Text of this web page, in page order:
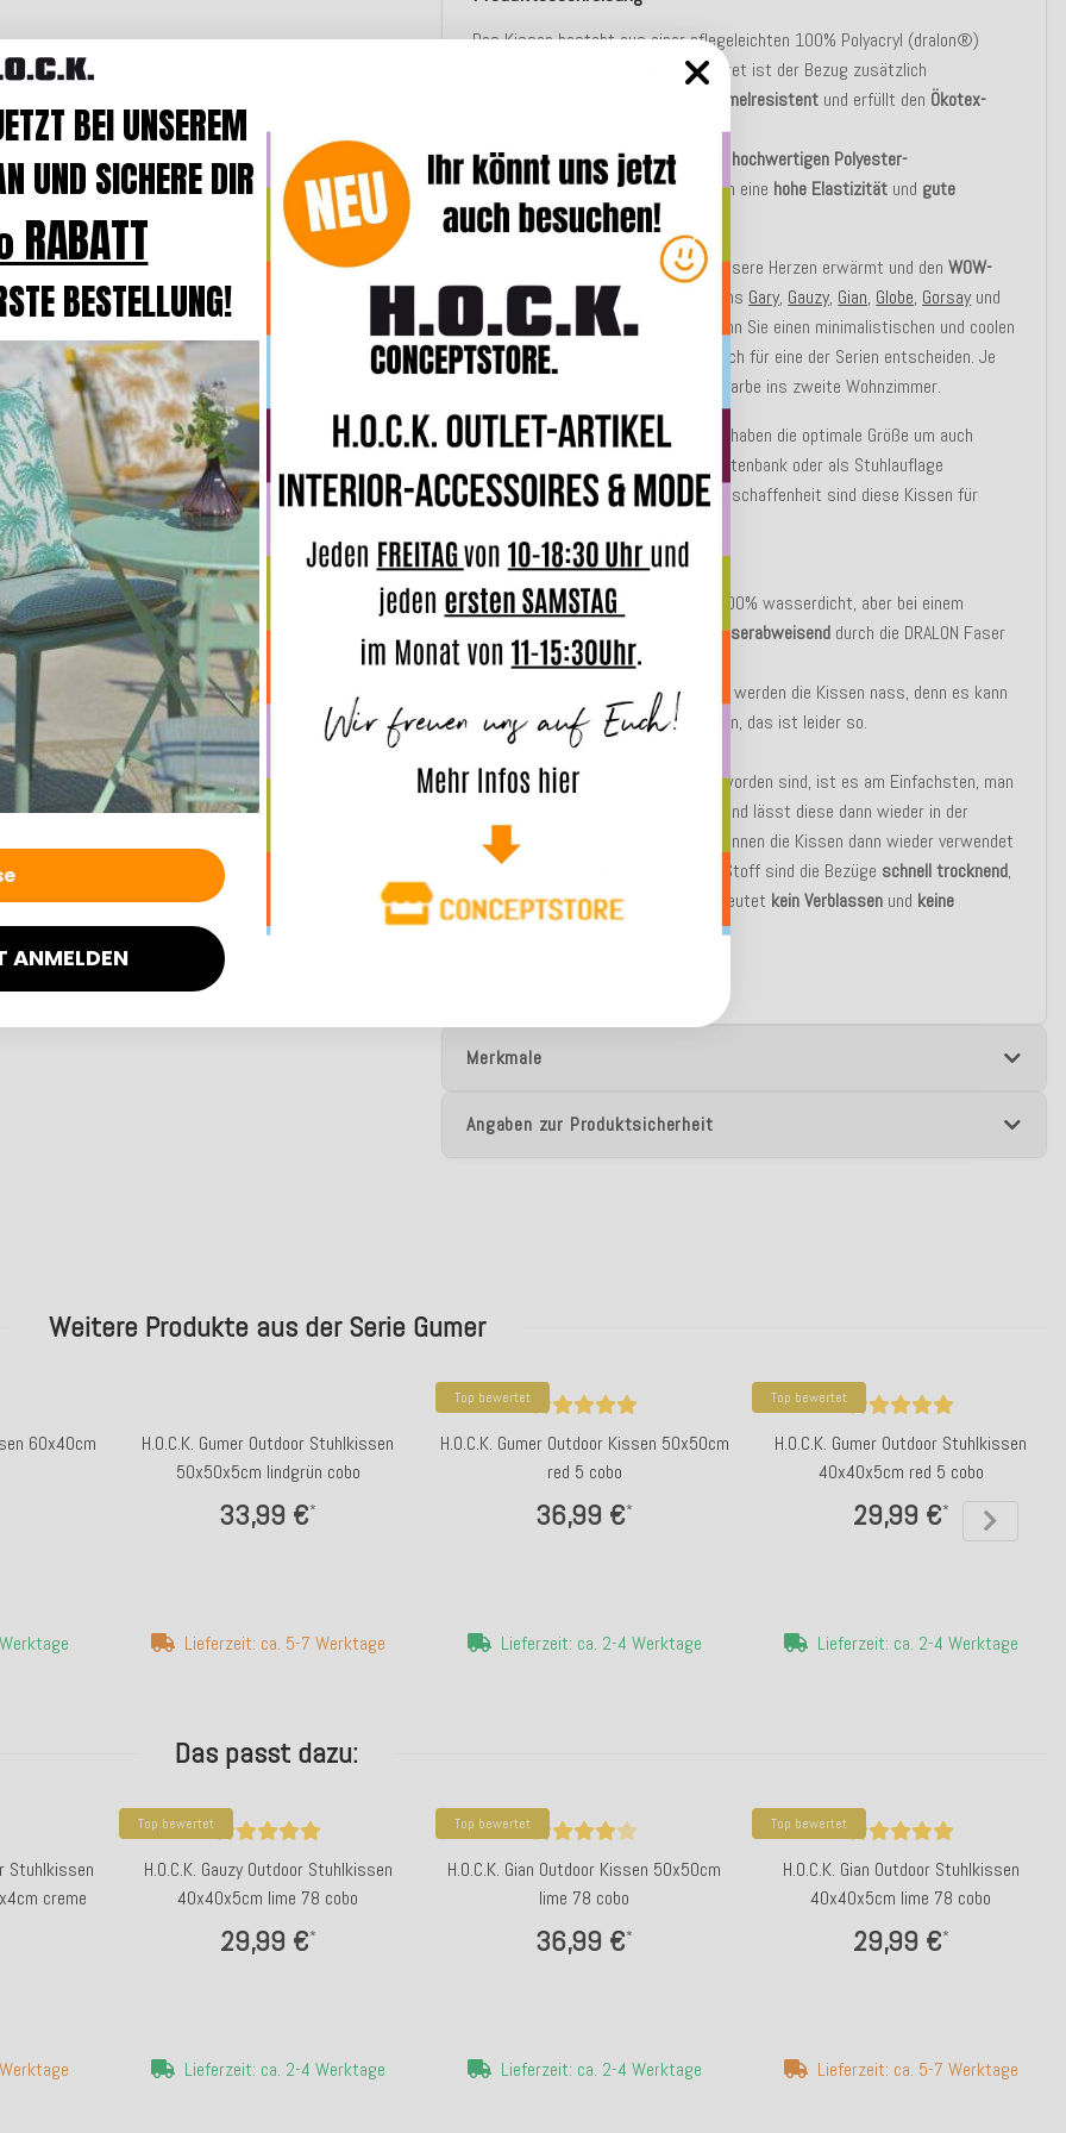
Das Kissen besteht aus einer pflegeleichten 100% Polyacryl (dralon®)
ausgerüstet ist der Bezug zusätzlich
schimmelresistent und erfüllt den Ökotex-
Die Kissenfüllung besteht aus einer hochwertigen Polyester-
Hochbauschvliesfaser, die sich durch eine hohe Elastizität und gute
Rückstellwerteauszeichnet.
Die pfiffige Outdoor-Kollektion die unsere Herzen erwärmt und denWOW-
Effekt
auslöst! Mixen Sie alle Designs Gary, Gauzy, Gian, Globe, Gorsay und
Gumer
einfach wild miteinander! Wenn Sie einen minimalistischen und coolen
Look bevorzugen dann können Sie sich für eine der Serien entscheiden. Je
nach Laune zaubern Sie so frische Farbe ins zweite Wohnzimmer.
Die Kissen sindstrapazierfähig
und haben die optimale Größe um auch
flexibel als Bodenkissen, auf der Gartenbank oder als Stuhlauflage
eingesetzt zu werden. Durch Ihre Beschaffenheit sind diese Kissen für
ANMERKUNG:
Unsere Outdoor Kissen sind nicht 100% wasserdicht, aber bei einem
wasserabweisend durch die DRALON Faser
und den Teflon - Schutz!
Bei Dauerregen oder starkem Regen werden die Kissen nass, denn es kann
auch Wasser durch die Nähte dringen, das ist leider so.
TIPP: wenn die Kissen mal nass geworden sind, ist es am Einfachsten, man
trennt den Bezug vom Innenkissen und lässt diese dann wieder in der
Sonne trocknen, nach einiger Zeit können die Kissen dann wieder verwendet
werden, durch den Dralon-Polyacryl Stoff sind die Bezüge schnell trocknend,
lichtechtundantibakteriell , das bedeutet kein Verblassen und keine
Merkmale
Angaben zur Produktsicherheit
Weitere Produkte aus der Serie Gumer
60x40cm
H.O.C.K. Gumer Outdoor Stuhlkissen
50x50x5cm lindgrün cobo
33,99 €*
Lieferzeit: ca. 5-7 Werktage
Top bewertet
H.O.C.K. Gumer Outdoor Kissen 50x50cm
red 5 cobo
36,99 €*
Lieferzeit: ca. 2-4 Werktage
Top bewertet
H.O.C.K. Gumer Outdoor Stuhlkissen
40x40x5cm red 5 cobo
29,99 €*
Lieferzeit: ca. 2-4 Werktage
Das passt dazu:
Stuhlkissen
creme
Top bewertet
H.O.C.K. Gauzy Outdoor Stuhlkissen
40x40x5cm lime 78 cobo
29,99 €*
Lieferzeit: ca. 2-4 Werktage
Top bewertet
H.O.C.K. Gian Outdoor Kissen 50x50cm
lime 78 cobo
36,99 €*
Lieferzeit: ca. 2-4 Werktage
Top bewertet
H.O.C.K. Gian Outdoor Stuhlkissen
40x40x5cm lime 78 cobo
29,99 €*
Lieferzeit: ca. 5-7 Werktage
BEI UNSEREM
UND SICHERE DIR
BESTELLUNG!
ANMELDEN